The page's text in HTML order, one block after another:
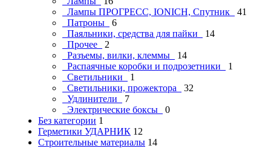
Лампы ПРОГРЕСС, IONICH, Спутник
41
Патроны
6
Паяльники, средства для пайки
14
Прочее
2
Разъемы, вилки, клеммы
14
Распаячные коробки и подрозетники
1
Светильники
1
Светильники, прожектора
32
Удлинители
7
Электрические боксы
0
Без категории 1
Герметики УДАРНИК 12
Строительные материалы 14